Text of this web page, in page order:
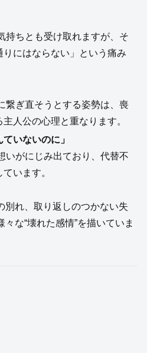
持ちとも受け取れますが、そ
にはならない」という痛み
繋ぎ直そうとする姿勢は、喪
人公の心理と重なります。
いないのに」
いがにじみ出ており、代替不
います。
別れ、取り返しのつかない失
な“壊れた感情”を描いていま